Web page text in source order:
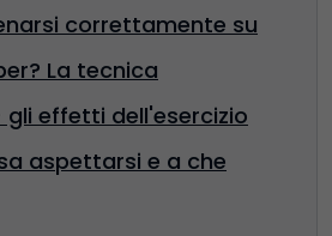
correttamente su
La tecnica
effetti dell'esercizio
aspettarsi e a che